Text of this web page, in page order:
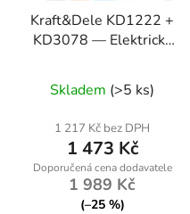
Kraft&Dele KD1222 +
KD3078 — Elektrická
sadou příslušenství
Skladem (>5 ks)
1 217 Kč bez DPH
1 473 Kč
1 989 Kč
(–25 %)